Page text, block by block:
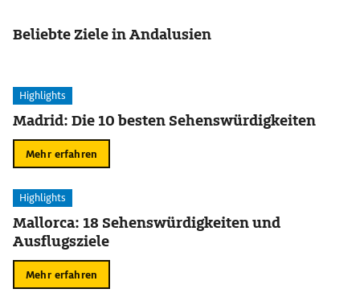
Beliebte Ziele in Andalusien
Highlights
Madrid: Die 10 besten Sehenswürdigkeiten
Mehr erfahren
Highlights
Mallorca: 18 Sehenswürdigkeiten und
Ausflugsziele
Mehr erfahren